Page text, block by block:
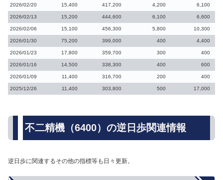
2026/02/20 15,400 417,200 4,200 6,100
2026/02/13 15,200 444,600 6,100 6,600
2026/02/06 15,100 456,300 5,800 10,300
2026/01/30 75,200 399,000 400 4,400
2026/01/23 17,800 359,700 300 400
2026/01/16 14,500 338,300 400 600
2026/01/09 11,400 316,700 200 400
2025/12/26 11,400 303,800 500 17,000
不二精機（6400）の逆日歩関連情報
逆日歩に関連するその他の指標等も日々更新。